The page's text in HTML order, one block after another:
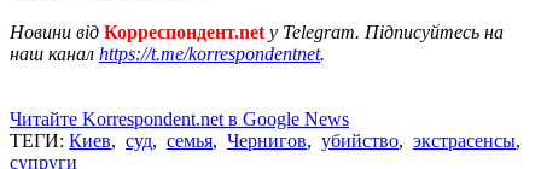
Новини від Корреспондент.net у Telegram. Підписуйтесь на
наш канал https://t.me/korrespondentnet.
Читайте Korrespondent.net в Google News
ТЕГИ: Киев, суд, семья, Чернигов, убийство, экстрасенсы,
супруги